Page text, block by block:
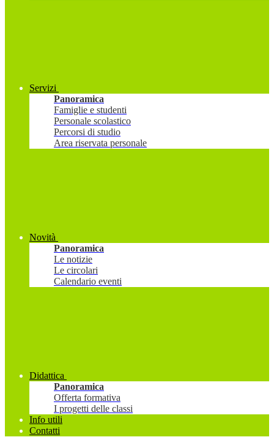
Servizi
Panoramica
Famiglie e studenti
Personale scolastico
Percorsi di studio
Area riservata personale
Novità
Panoramica
Le notizie
Le circolari
Calendario eventi
Didattica
Panoramica
Offerta formativa
I progetti delle classi
Info utili
Contatti